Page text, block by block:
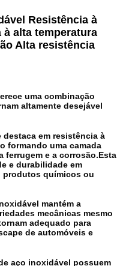
Resistência à
alta temperatura
Alta resistência
uma combinação
altamente desejável
em resistência à
formando uma camada
ferrugem e a corrosão.Esta
e durabilidade em
produtos químicos ou
mantém a
mecânicas mesmo
adequado para
de automóveis e
aço inoxidável possuem